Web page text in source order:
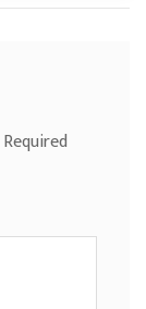
Required